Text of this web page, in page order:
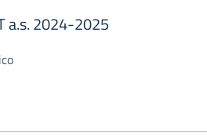
a.s. 2024-2025